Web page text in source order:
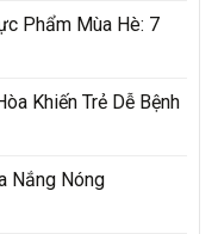
Phẩm Mùa Hè: 7
Khiến Trẻ Dễ Bệnh
Nắng Nóng